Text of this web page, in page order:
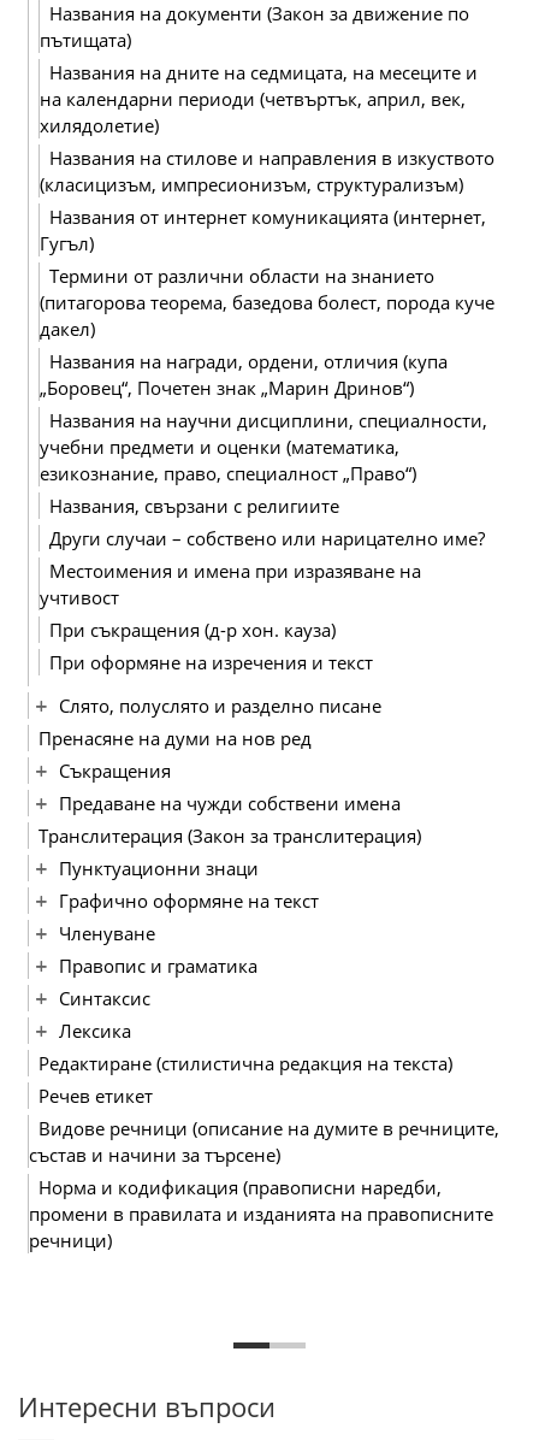
Названия на документи (Закон за движение по
пътищата)
Названия на дните на седмицата, на месеците и
на календарни периоди (четвъртък, април, век,
хилядолетие)
Названия на стилове и направления в изкуството
(класицизъм, импресионизъм, структурализъм)
Названия от интернет комуникацията (интернет,
Гугъл)
Термини от различни области на знанието
(питагорова теорема, базедова болест, порода куче
дакел)
Названия на награди, ордени, отличия (купа
„Боровец“, Почетен знак „Марин Дринов“)
Названия на научни дисциплини, специалности,
учебни предмети и оценки (математика,
езикознание, право, специалност „Право“)
Названия, свързани с религиите
Други случаи – собствено или нарицателно име?
Местоимения и имена при изразяване на
учтивост
При съкращения (д-р хон. кауза)
При оформяне на изречения и текст
Слято, полуслято и разделно писане
Пренасяне на думи на нов ред
Съкращения
Предаване на чужди собствени имена
Транслитерация (Закон за транслитерация)
Пунктуационни знаци
Графично оформяне на текст
Членуване
Правопис и граматика
Синтаксис
Лексика
Редактиране (стилистична редакция на текста)
Речев етикет
Видове речници (описание на думите в речниците,
състав и начини за търсене)
Норма и кодификация (правописни наредби,
промени в правилата и изданията на правописните
речници)
Интересни въпроси